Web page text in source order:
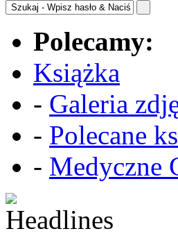
Polecamy:
Książka
- Galeria
- Polecane
- Medyczne